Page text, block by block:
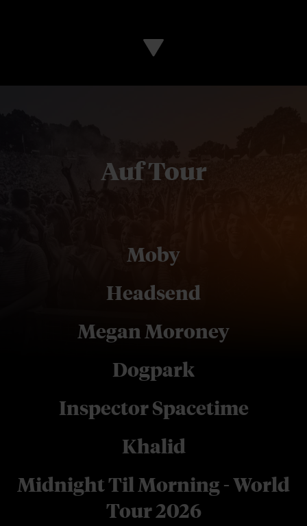
Auf Tour
Moby
Headsend
Megan Moroney
Dogpark
Inspector Spacetime
Khalid
Midnight Til Morning - World
Tour 2026